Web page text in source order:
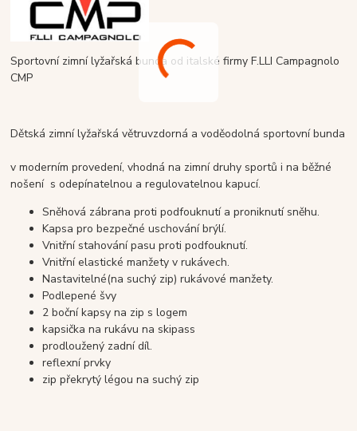
Sportovní zimní lyžařská bunda od italské firmy F.LLI Campagnolo
CMP
Dětská zimní lyžařská větruvzdorná a voděodolná sportovní bunda
v moderním provedení, vhodná na zimní druhy sportů i na běžné
nošení s odepínatelnou a regulovatelnou kapucí.
Sněhová zábrana proti podfouknutí a proniknutí sněhu.
Kapsa pro bezpečné uschování brýlí.
Vnitřní stahování pasu proti podfouknutí.
Vnitřní elastické manžety v rukávech.
Nastavitelné(na suchý zip) rukávové manžety.
Podlepené švy
2 boční kapsy na zip s logem
kapsička na rukávu na skipass
prodloužený zadní díl.
reflexní prvky
zip překrytý légou na suchý zip